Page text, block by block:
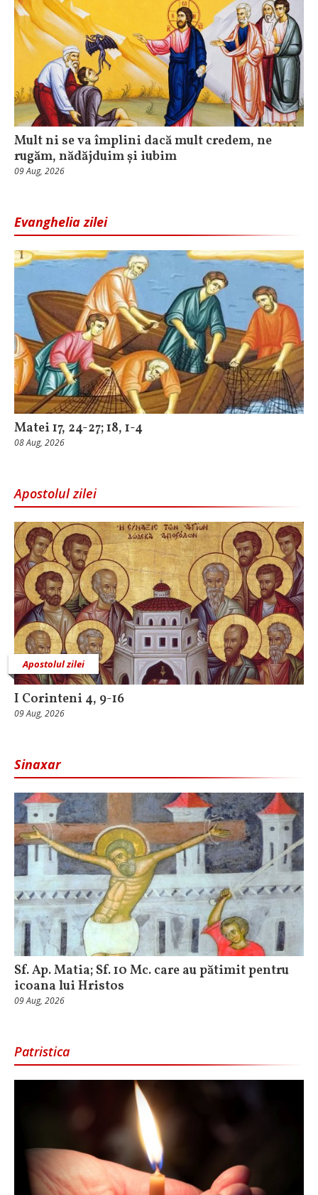
Mult ni se va împlini dacă mult credem, ne
rugăm, nădăjduim și iubim
09 Aug, 2026
Evanghelia zilei
Matei 17, 24-27; 18, 1-4
08 Aug, 2026
Apostolul zilei
Apostolul zilei
I Corinteni 4, 9-16
09 Aug, 2026
Sinaxar
Sf. Ap. Matia; Sf. 10 Mc. care au pătimit pentru
icoana lui Hristos
09 Aug, 2026
Patristica